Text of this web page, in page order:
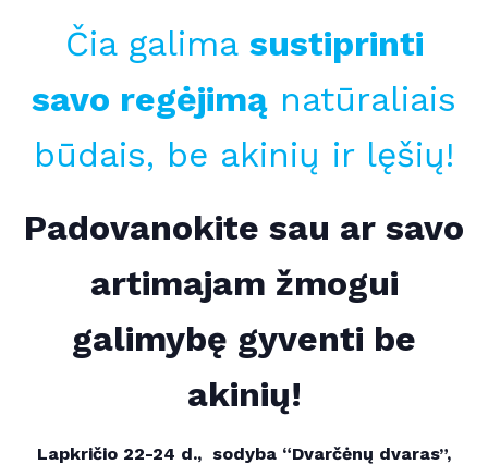
Čia galima sustiprinti
savo regėjimą natūraliais
būdais, be akinių ir lęšių!
Padovanokite sau ar savo
artimajam žmogui
galimybę gyventi be
akinių!
Lapkričio 22-24 d., sodyba “Dvarčėnų dvaras”,